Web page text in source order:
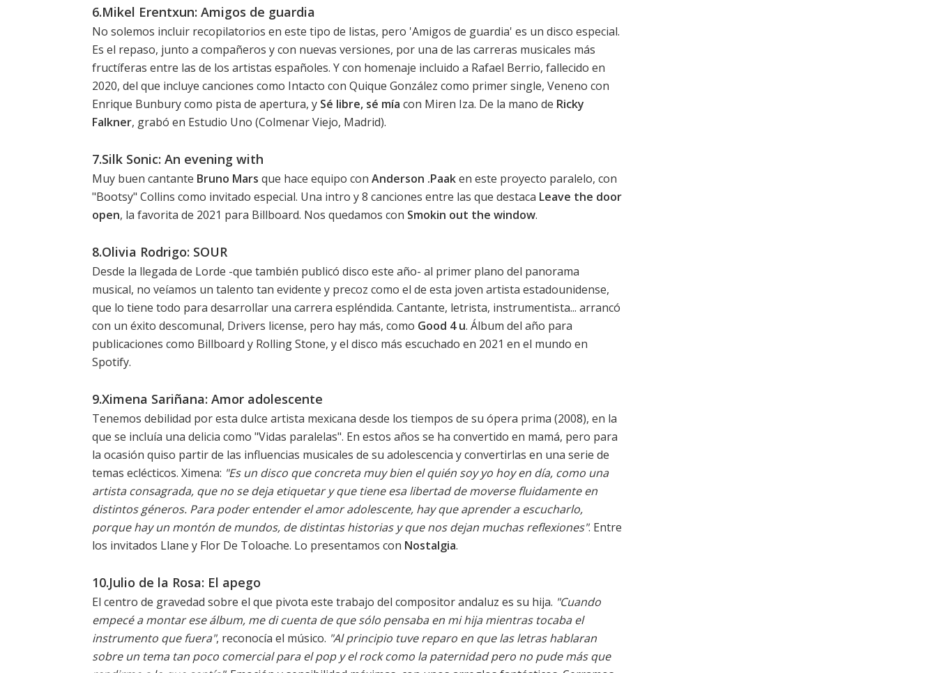
6.Mikel Erentxun: Amigos de guardia
No solemos incluir recopilatorios en este tipo de listas, pero 'Amigos de guardia' es un disco especial.
Es el repaso, junto a compañeros y con nuevas versiones, por una de las carreras musicales más
fructíferas entre las de los artistas españoles. Y con homenaje incluido a Rafael Berrio, fallecido en
2020, del que incluye canciones como Intacto con Quique González como primer single, Veneno con
Enrique Bunbury como pista de apertura, y Sé libre, sé mía con Miren Iza. De la mano de Ricky
Falkner, grabó en Estudio Uno (Colmenar Viejo, Madrid).
7.Silk Sonic: An evening with
Muy buen cantante Bruno Mars que hace equipo con Anderson .Paaken este proyecto paralelo, con
"Bootsy" Collins como invitado especial. Una intro y 8 canciones entre las que destaca Leave the door
open, la favorita de 2021 para Billboard. Nos quedamos con Smokin out the window.
8.Olivia Rodrigo: SOUR
Desde la llegada de Lorde -que también publicó disco este año- al primer plano del panorama
musical, no veíamos un talento tan evidente y precoz como el de esta joven artista estadounidense,
que lo tiene todo para desarrollar una carrera espléndida. Cantante, letrista, instrumentista... arrancó
con un éxito descomunal, Drivers license, pero hay más, como Good 4 u. Álbum del año para
publicaciones como Billboard y Rolling Stone, y el disco más escuchado en 2021 en el mundo en
Spotify.
9.Ximena Sariñana: Amor adolescente
Tenemos debilidad por esta dulce artista mexicana desde los tiempos de su ópera prima (2008), en la
que se incluía una delicia como "Vidas paralelas". En estos años se ha convertido en mamá, pero para
la ocasión quiso partir de las influencias musicales de su adolescencia y convertirlas en una serie de
temas eclécticos. Ximena: "Es un disco que concreta muy bien el quién soy yo hoy en día, como una
artista consagrada, que no se deja etiquetar y que tiene esa libertad de moverse fluidamente en
distintos géneros. Para poder entender el amor adolescente, hay que aprender a escucharlo,
porque hay un montón de mundos, de distintas historias y que nos dejan muchas reflexiones". Entre
los invitados Llane y Flor De Toloache. Lo presentamos con Nostalgia.
10.Julio de la Rosa: El apego
El centro de gravedad sobre el que pivota este trabajo del compositor andaluz es su hija. "Cuando
empecé a montar ese álbum, me di cuenta de que sólo pensaba en mi hija mientras tocaba el
instrumento que fuera", reconocía el músico. "Al principio tuve reparo en que las letras hablaran
sobre un tema tan poco comercial para el pop y el rock como la paternidad pero no pude más que